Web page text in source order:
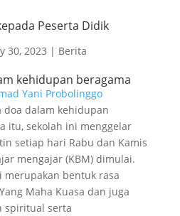
Peserta Didik
30, 2023 | Berita
kehidupan beragama
Yani Probolinggo
dalam kehidupan
itu, sekolah ini menggelar
setiap hari Rabu dan Kamis
mengajar (KBM) dimulai.
merupakan bentuk rasa
Maha Kuasa dan juga
spiritual serta